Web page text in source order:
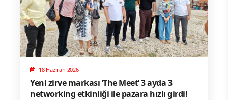
18 Haziran 2026
Yeni zirve markası ‘The Meet’ 3 ayda 3
networking etkinliği ile pazara hızlı girdi!